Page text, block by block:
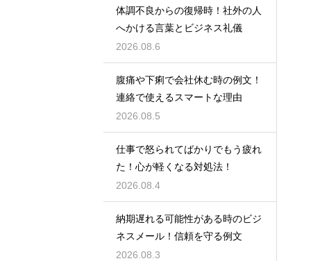
体調不良からの復帰時！社外の人
へかける言葉とビジネス礼儀
2026.08.6
腹痛や下痢で会社休む時の例文！
連絡で使えるスマートな理由
2026.08.5
仕事で怒られてばかりでもう疲れ
た！心が軽くなる対処法！
2026.08.4
納期遅れる可能性がある時のビジ
ネスメール！信頼を守る例文
2026.08.3